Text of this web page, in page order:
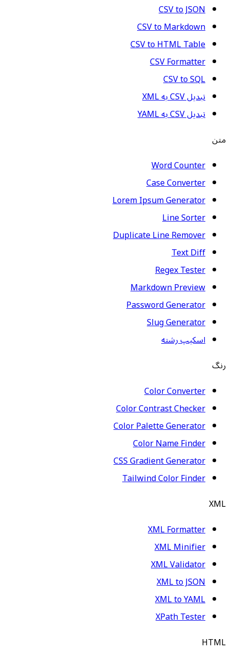
CSV to JSON
CSV to Markdown
CSV to HTML Table
CSV Formatter
CSV to SQL
تبدیل CSV به XML
تبدیل CSV به YAML
متن
Word Counter
Case Converter
Lorem Ipsum Generator
Line Sorter
Duplicate Line Remover
Text Diff
Regex Tester
Markdown Preview
Password Generator
Slug Generator
اسکیپ رشته
رنگ
Color Converter
Color Contrast Checker
Color Palette Generator
Color Name Finder
CSS Gradient Generator
Tailwind Color Finder
XML
XML Formatter
XML Minifier
XML Validator
XML to JSON
XML to YAML
XPath Tester
HTML